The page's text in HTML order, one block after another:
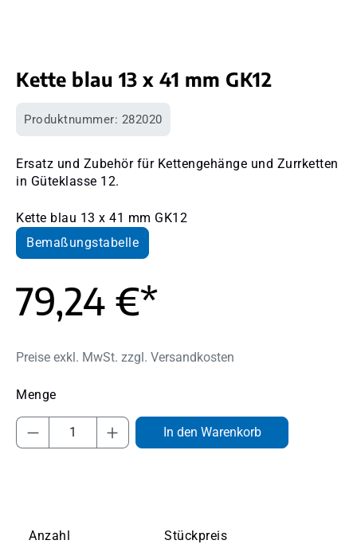
Kette blau 13 x 41 mm GK12
Produktnummer: 282020
Ersatz und Zubehör für Kettengehänge und Zurrketten
in Güteklasse 12.
Kette blau 13 x 41 mm GK12
Bemaßungstabelle
79,24 €*
Preise exkl. MwSt. zzgl. Versandkosten
Produkt Anzahl: Gib den gewünschten
In den Warenkorb
Anzahl Stückpreis